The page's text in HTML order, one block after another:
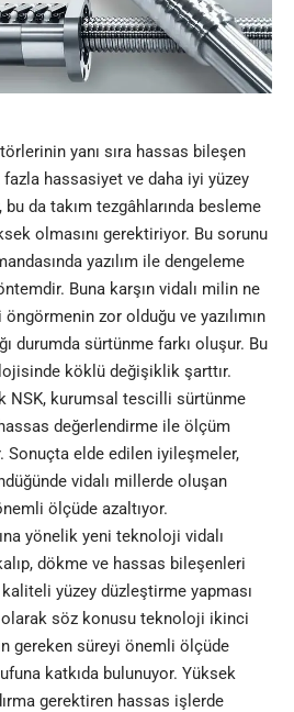
yanı sıra hassas bileşen
hassasiyet ve daha iyi yüzey
da takım tezgâhlarında besleme
olmasını gerektiriyor. Bu sorunu
yazılım ile dengeleme
Buna karşın vidalı milin ne
zor olduğu ve yazılımın
durumda sürtünme farkı oluşur. Bu
köklü değişiklik şarttır.
NSK, kurumsal tescilli sürtünme
değerlendirme ile ölçüm
Sonuçta elde edilen iyileşmeler,
vidalı millerde oluşan
ölçüde azaltıyor.
yönelik yeni teknoloji vidalı
dökme ve hassas bileşenleri
yüzey düzleştirme yapması
söz konusu teknoloji ikinci
gereken süreyi önemli ölçüde
katkıda bulunuyor. Yüksek
gerektiren hassas işlerde